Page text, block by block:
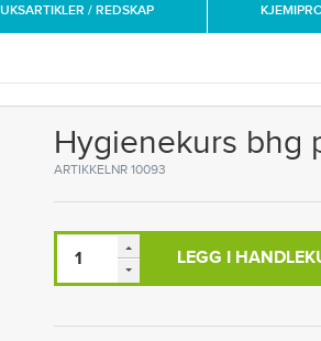
/ REDSKAP
Hygienekurs bhg
ARTIKKELNR 10093
LEGG I